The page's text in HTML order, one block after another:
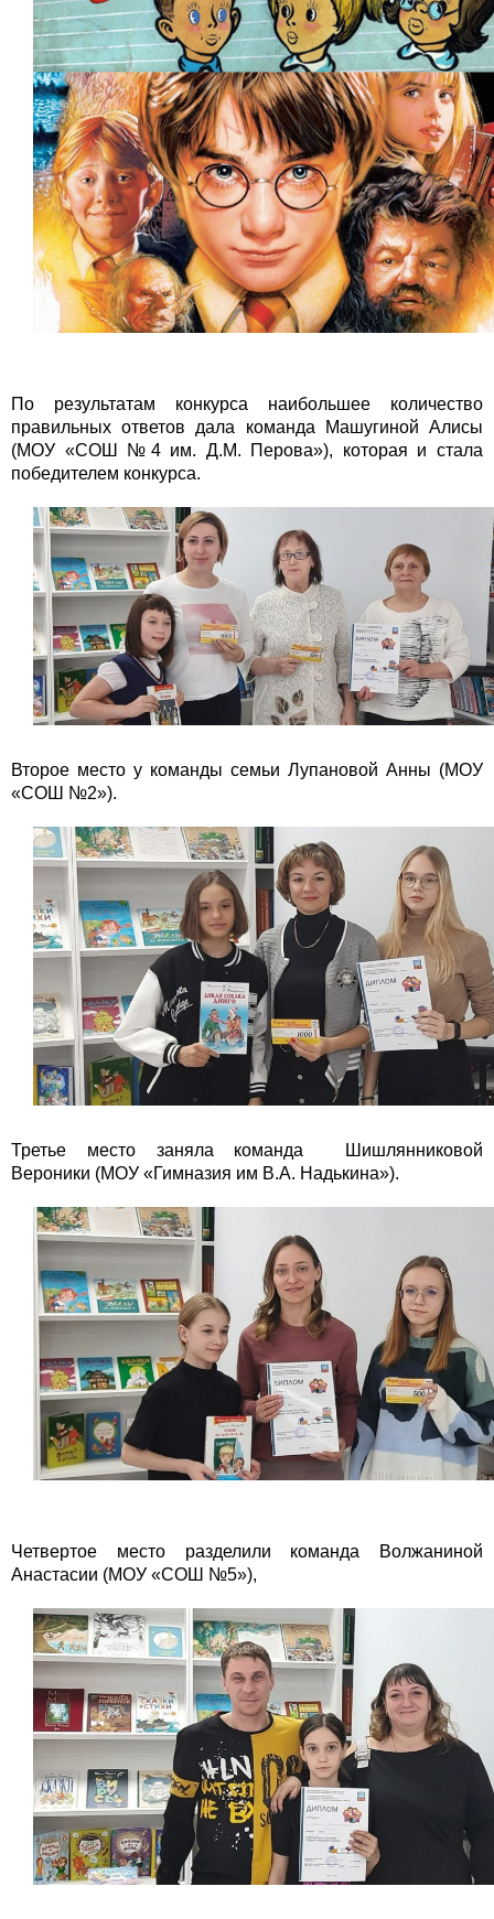
По результатам конкурса наибольшее количество
правильных ответов дала команда Машугиной Алисы
(МОУ «СОШ №4 им. Д.М. Перова»), которая и стала
победителем конкурса.
Второе место у команды семьи Лупановой Анны (МОУ
«СОШ №2»).
Третье место заняла команда Шишлянниковой
Вероники (МОУ «Гимназия им В.А. Надькина»).
Четвертое место разделили команда Волжаниной
Анастасии (МОУ «СОШ №5»),